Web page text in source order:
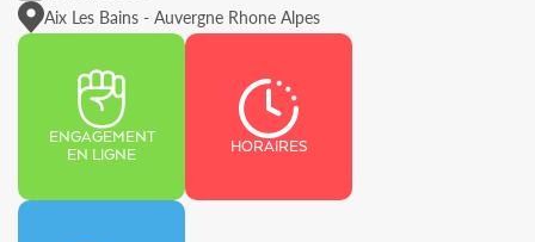
Aix Les Bains - Auvergne Rhone Alpes
ENGAGEMENT
EN LIGNE
HORAIRES